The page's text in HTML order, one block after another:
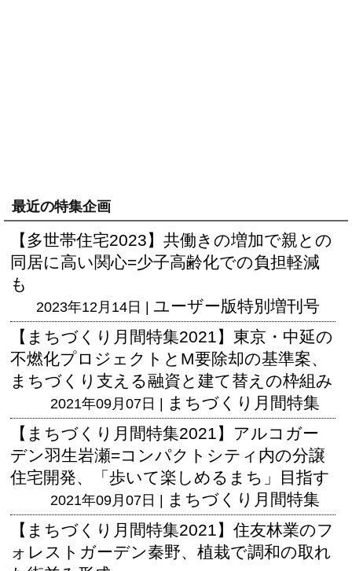
最近の特集企画
【多世帯住宅2023】共働きの増加で親との
同居に高い関心=少子高齢化での負担軽減
も
2023年12月14日 | ユーザー版特別増刊号
【まちづくり月間特集2021】東京・中延の
不燃化プロジェクトとM要除却の基準案、
まちづくり支える融資と建て替えの枠組み
2021年09月07日 | まちづくり月間特集
【まちづくり月間特集2021】アルコガー
デン羽生岩瀬=コンパクトシティ内の分譲
住宅開発、「歩いて楽しめるまち」目指す
2021年09月07日 | まちづくり月間特集
【まちづくり月間特集2021】住友林業のフ
ォレストガーデン秦野、植栽で調和の取れ